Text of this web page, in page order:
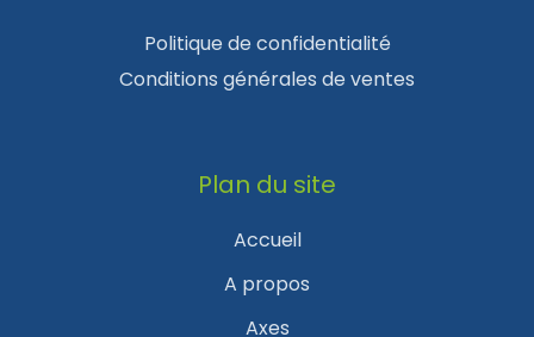
Politique de confidentialité
Conditions générales de ventes
Plan du site
Accueil
A propos
Axes